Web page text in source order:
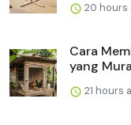
20 hours
Cara
yang
21 hours